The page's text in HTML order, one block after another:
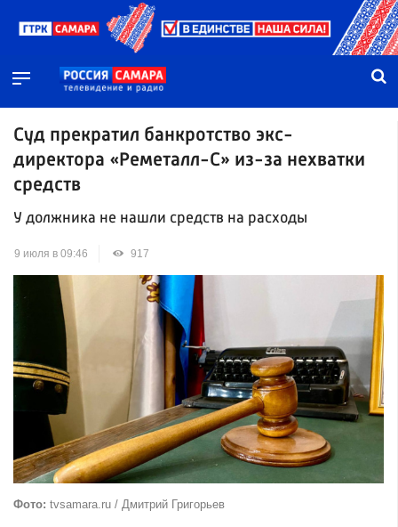
Суд прекратил банкротство экс-
директора «Реметалл-С» из-за нехватки
средств
У должника не нашли средств на расходы
9 июля в 09:46 917
Фото: tvsamara.ru / Дмитрий Григорьев